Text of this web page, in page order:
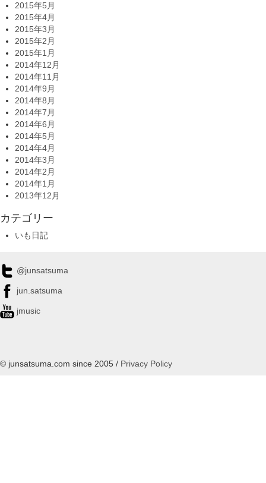
2015年5月
2015年4月
2015年3月
2015年2月
2015年1月
2014年12月
2014年11月
2014年9月
2014年8月
2014年7月
2014年6月
2014年5月
2014年4月
2014年3月
2014年2月
2014年1月
2013年12月
カテゴリー
いも日記
@junsatsuma
jun.satsuma
jmusic
© junsatsuma.com since 2005 / Privacy Policy